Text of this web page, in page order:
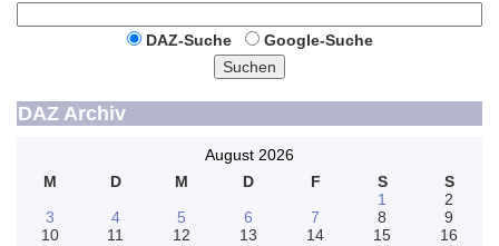
DAZ-Suche
Google-Suche
Suchen
DAZ Archiv
August 2026
M
D M D F S
S
1
2
3
4 5 6 7 8
9
10
11 12 13 14 15
16